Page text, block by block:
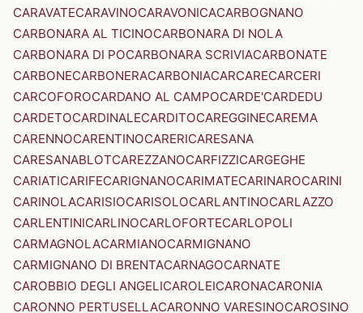
CARAVATECARAVINOCARAVONICACARBOGNANO
CARBONARA AL TICINOCARBONARA DI NOLA
CARBONARA DI POCARBONARA SCRIVIACARBONATE
CARBONECARBONERACARBONIACARCARECARCERI
CARCOFOROCARDANO AL CAMPOCARDE'CARDEDU
CARDETOCARDINALECARDITOCAREGGINECAREMA
CARENNOCARENTINOCARERICARESANA
CARESANABLOTCAREZZANOCARFIZZICARGEGHE
CARIATICARIFECARIGNANOCARIMATECARINAROCARINI
CARINOLACARISIOCARISOLOCARLANTINOCARLAZZO
CARLENTINICARLINOCARLOFORTECARLOPOLI
CARMAGNOLACARMIANOCARMIGNANO
CARMIGNANO DI BRENTACARNAGOCARNATE
CAROBBIO DEGLI ANGELICAROLEICARONACARONIA
CARONNO PERTUSELLACARONNO VARESINOCAROSINO